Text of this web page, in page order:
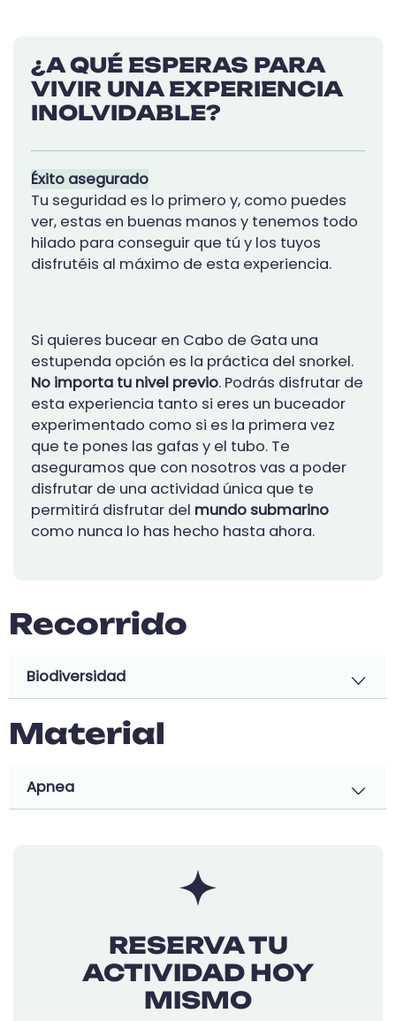
¿A QUÉ ESPERAS PARA
VIVIR UNA EXPERIENCIA
INOLVIDABLE?
Éxito asegurado
Tu seguridad es lo primero y, como puedes
ver, estas en buenas manos y tenemos todo
hilado para conseguir que tú y los tuyos
disfrutéis al máximo de esta experiencia.
Si quieres bucear en Cabo de Gata una
estupenda opción es la práctica del snorkel.
No importa tu nivel previo. Podrás disfrutar de
esta experiencia tanto si eres un buceador
experimentado como si es la primera vez
que te pones las gafas y el tubo. Te
aseguramos que con nosotros vas a poder
disfrutar de una actividad única que te
permitirá disfrutar del mundo submarino
como nunca lo has hecho hasta ahora.
Recorrido
Biodiversidad
Material
Apnea
RESERVA TU
ACTIVIDAD HOY
MISMO